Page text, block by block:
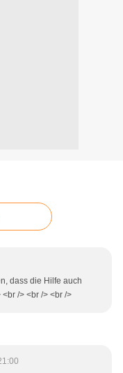
dass die Hilfe auch
/> <br /> <br />